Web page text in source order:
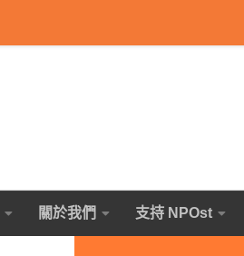
關於我們 支持 NPOst